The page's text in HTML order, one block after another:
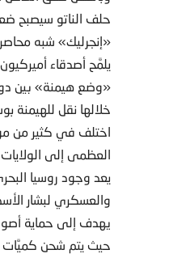
حلف الناتو سيصبح
«إنجرليك» شبه
يلمَّح أصدقاء
«وضع هيمنة» بين
خلالها نقل للهيمنة
اختلف في كثير من
العظمى إلى
يعد وجود روسيا
يهدف إلى حماية
حيث يتم شحن كميَّات